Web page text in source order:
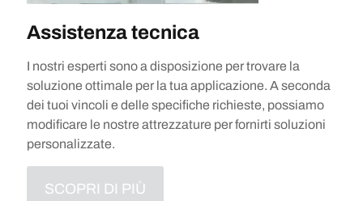
Assistenza tecnica
I nostri esperti sono a disposizione per trovare la
soluzione ottimale per la tua applicazione. A seconda
dei tuoi vincoli e delle specifiche richieste, possiamo
modificare le nostre attrezzature per fornirti soluzioni
personalizzate.
SCOPRI DI PIÙ